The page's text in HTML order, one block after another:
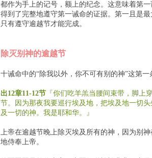
都作为手上的记号，额上的纪念。这意味着第
得到了完整地遵守第一诫命的证据。第一且是
只有遵守逾越节才能完成。
除灭别神的逾越节
十诫命中的“除我以外，你不可有别的神”这第
出12章11-12节 『你们吃羊羔当腰间束带，脚上
节。因为那夜我要巡行埃及地，把埃及地一切
及一切的神。我是耶和华。』
上帝在逾越节晚上除灭埃及所有的神，因为别
地侍奉上帝。